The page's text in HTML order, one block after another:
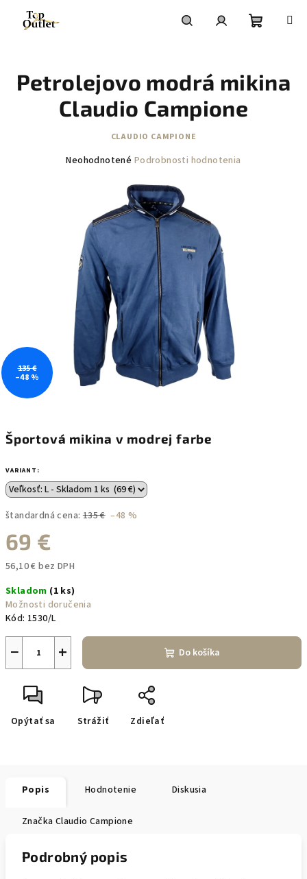
obsah
košík
Športová mikina v modrej farbe
VARIANT:
štandardná cena: 135 € –48 %
69 €
56,10 € bez DPH
cena:
Skladom (1 ks)
Možnosti doručenia
Kód: 1530/L
+
− Do košíka
Opýtať sa Strážiť Zdieľať
Petrolejovo modrá mikina
Claudio Campione
CLAUDIO CAMPIONE
Priemerné
hviezdičiek.
Neohodnotené Podrobnosti hodnotenia
135 €
–48 %
Popis Hodnotenie Diskusia
Značka Claudio Campione
Podrobný popis